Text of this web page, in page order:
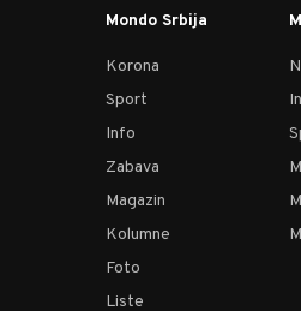
Mondo Srbija
Korona
Sport
Info
Zabava
Magazin
Kolumne
Foto
Liste